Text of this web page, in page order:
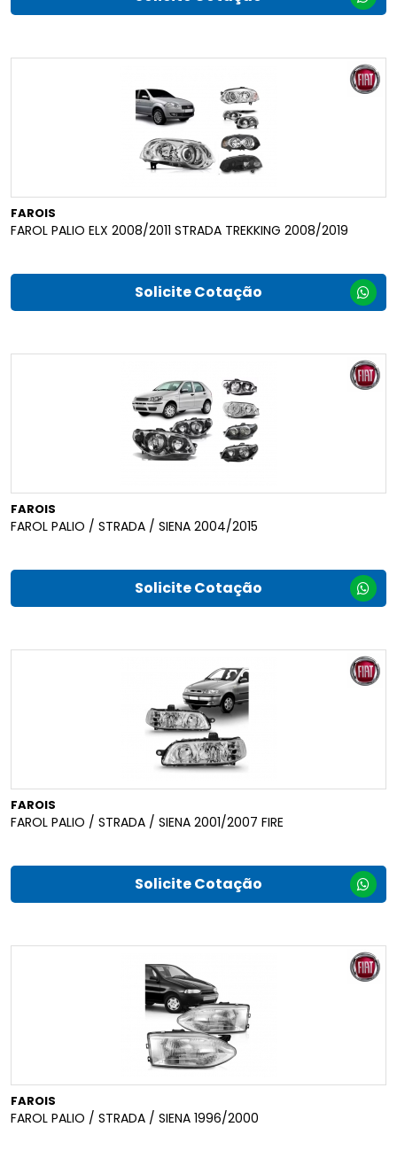
FAROIS
FAROL PALIO ELX 2008/2011 STRADA TREKKING 2008/2019
Solicite Cotação
FAROIS
FAROL PALIO / STRADA / SIENA 2004/2015
Solicite Cotação
FAROIS
FAROL PALIO / STRADA / SIENA 2001/2007 FIRE
Solicite Cotação
FAROIS
FAROL PALIO / STRADA / SIENA 1996/2000